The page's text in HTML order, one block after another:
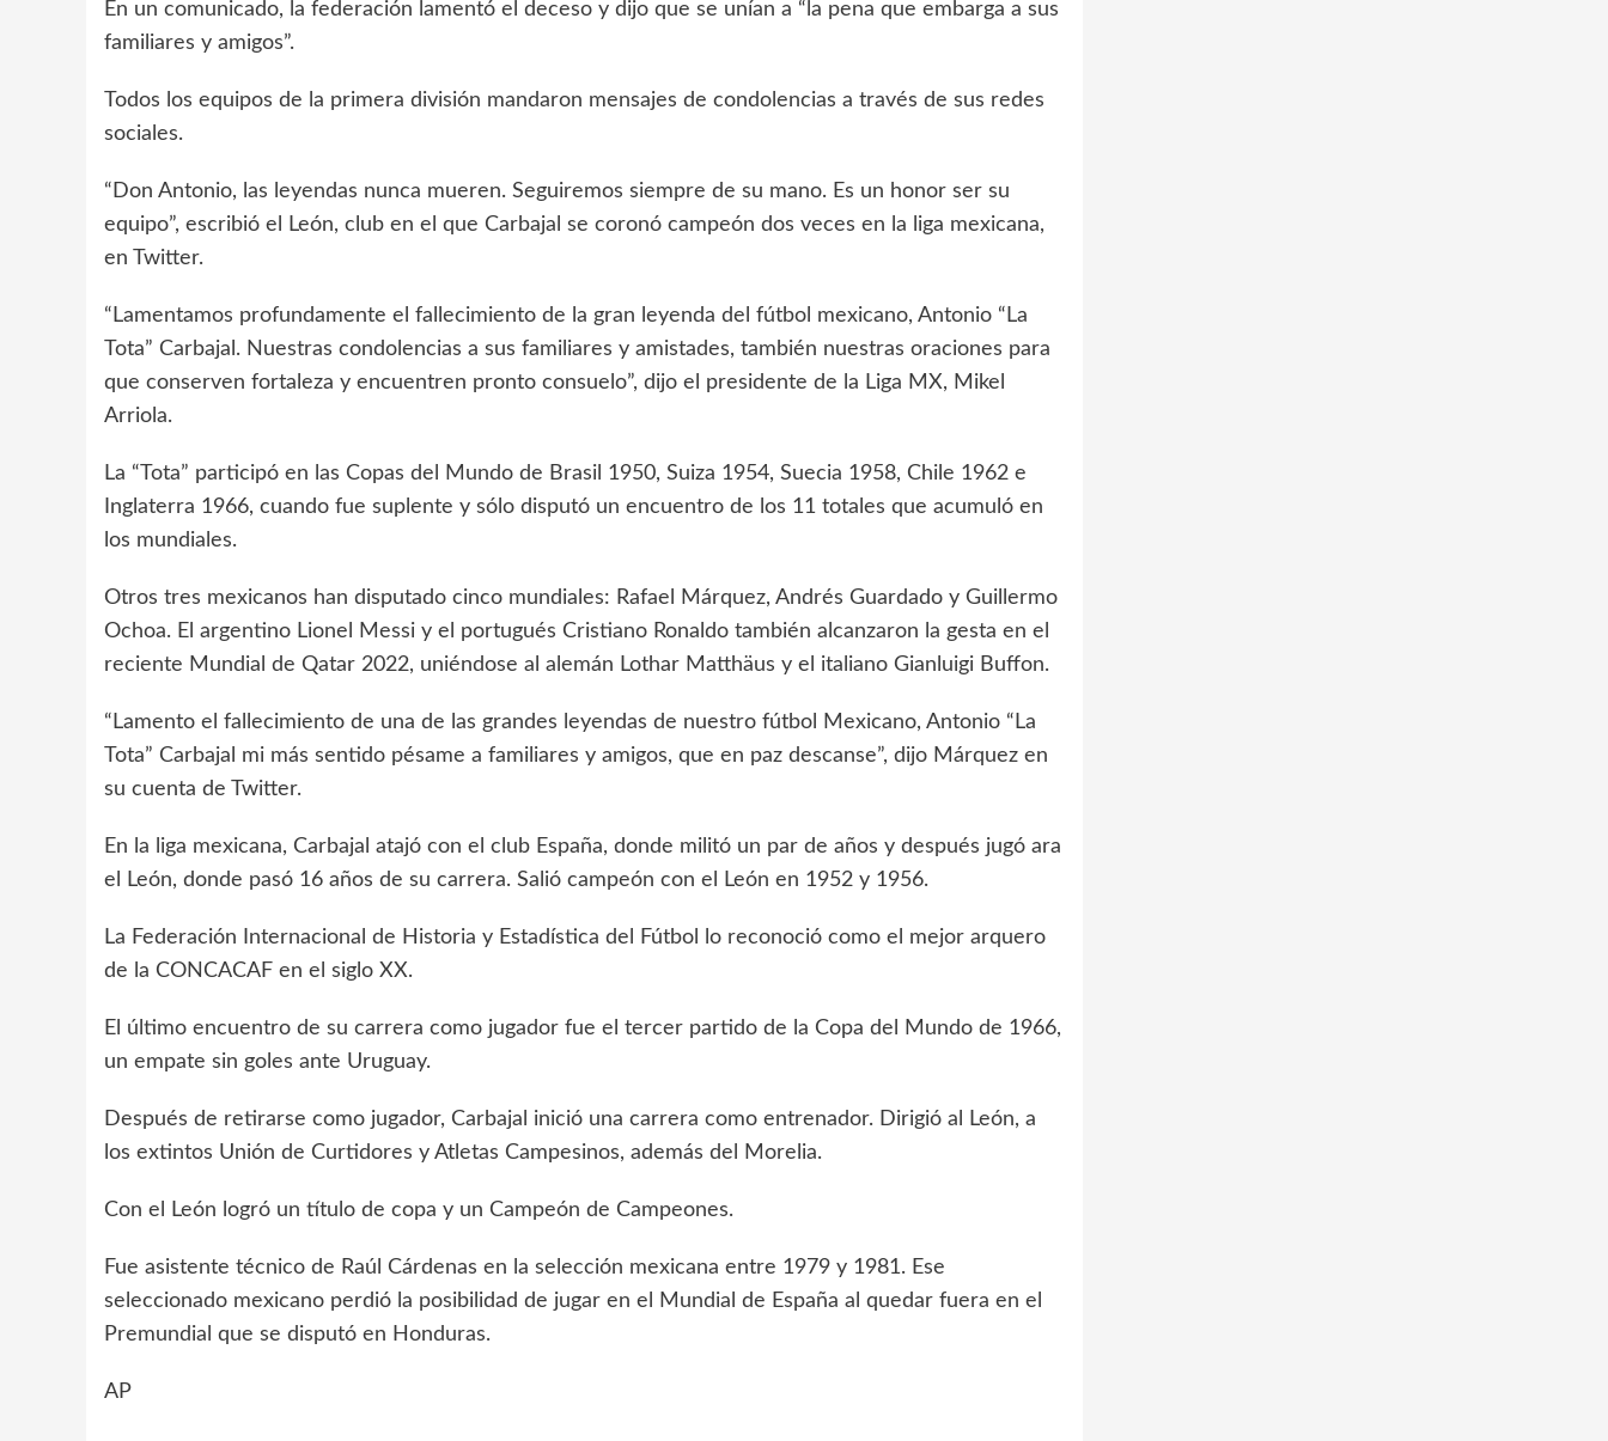
En un comunicado, la federación lamentó el deceso y dijo que se unían a “la pena que embarga a sus
familiares y amigos”.
Todos los equipos de la primera división mandaron mensajes de condolencias a través de sus redes
sociales.
“Don Antonio, las leyendas nunca mueren. Seguiremos siempre de su mano. Es un honor ser su
equipo”, escribió el León, club en el que Carbajal se coronó campeón dos veces en la liga mexicana,
en Twitter.
“Lamentamos profundamente el fallecimiento de la gran leyenda del fútbol mexicano, Antonio “La
Tota” Carbajal. Nuestras condolencias a sus familiares y amistades, también nuestras oraciones para
que conserven fortaleza y encuentren pronto consuelo”, dijo el presidente de la Liga MX, Mikel
Arriola.
La “Tota” participó en las Copas del Mundo de Brasil 1950, Suiza 1954, Suecia 1958, Chile 1962 e
Inglaterra 1966, cuando fue suplente y sólo disputó un encuentro de los 11 totales que acumuló en
los mundiales.
Otros tres mexicanos han disputado cinco mundiales: Rafael Márquez, Andrés Guardado y Guillermo
Ochoa. El argentino Lionel Messi y el portugués Cristiano Ronaldo también alcanzaron la gesta en el
reciente Mundial de Qatar 2022, uniéndose al alemán Lothar Matthäus y el italiano Gianluigi Buffon.
“Lamento el fallecimiento de una de las grandes leyendas de nuestro fútbol Mexicano, Antonio “La
Tota” Carbajal mi más sentido pésame a familiares y amigos, que en paz descanse”, dijo Márquez en
su cuenta de Twitter.
En la liga mexicana, Carbajal atajó con el club España, donde militó un par de años y después jugó ara
el León, donde pasó 16 años de su carrera. Salió campeón con el León en 1952 y 1956.
La Federación Internacional de Historia y Estadística del Fútbol lo reconoció como el mejor arquero
de la CONCACAF en el siglo XX.
El último encuentro de su carrera como jugador fue el tercer partido de la Copa del Mundo de 1966,
un empate sin goles ante Uruguay.
Después de retirarse como jugador, Carbajal inició una carrera como entrenador. Dirigió al León, a
los extintos Unión de Curtidores y Atletas Campesinos, además del Morelia.
Con el León logró un título de copa y un Campeón de Campeones.
Fue asistente técnico de Raúl Cárdenas en la selección mexicana entre 1979 y 1981. Ese
seleccionado mexicano perdió la posibilidad de jugar en el Mundial de España al quedar fuera en el
Premundial que se disputó en Honduras.
AP